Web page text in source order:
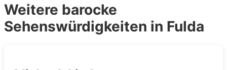
Weitere barocke
Sehenswürdigkeiten in Fulda